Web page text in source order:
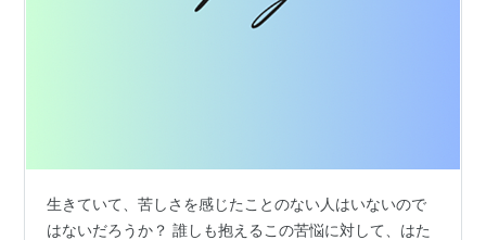
生きていて、苦しさを感じたことのない人はいないので
はないだろうか？ 誰しも抱えるこの苦悩に対して、はた